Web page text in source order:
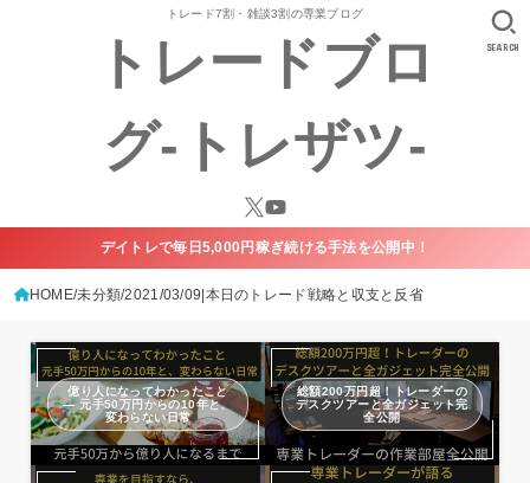
トレード7割・雑談3割の専業ブログ
トレードブロ
グ-トレザツ-
SEARCH
デイトレで毎日5,000円稼ぎ続ける手法を公開中！
HOME 未分類 2021/03/09|本日のトレード戦略と収支と反省
億り人になってわかったこと
— 元手50万円からの10年と、
変わらない日常
総額200万円超！トレーダーの
デスクツアーと全ガジェット完
全公開